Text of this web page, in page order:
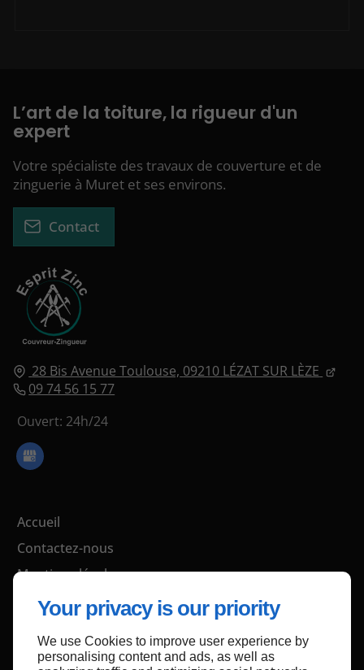
Your privacy is our priority
We use Cookies to improve user experience by
personalising content and ads, as well as
28 Bis Avenue Toulouse, 09210 LÉZAT SUR LÈZE
09 74 56 15 77
Ouvert: 24h/24
Accueil
Contactez-nous
Mentions légales
Plan du site
L’art de la toiture, la rigueur d'un
expert
Votre spécialiste des travaux de couverture et de
zinguerie à Muret et ses environs.
Contact